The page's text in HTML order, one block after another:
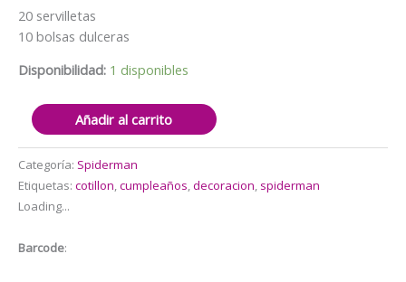
20 servilletas
10 bolsas dulceras
Disponibilidad: 1 disponibles
Cotillón
Decorativo
Spidey
cantidad
Añadir al carrito
Categoría: Spiderman
Etiquetas: cotillon,cumpleaños,decoracion, spiderman
Loading...
Barcode: